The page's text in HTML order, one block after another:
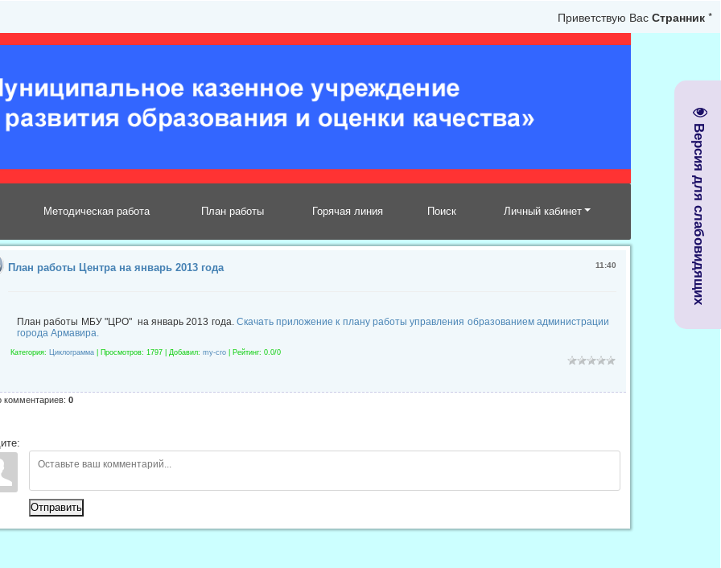
Версия для слабовидящих
Приветствую Вас Странник *
Методическая работа План работы Горячая линия Поиск Личный кабинет
План работы Центра на январь 2013 года 11:40
План работы МБУ "ЦРО" на январь 2013 года. Скачать приложение к плану работы управления образованием администрации
города Армавира.
Категория: Циклограмма Просмотров: 1797 | Добавил: my-cro Рейтинг: 0.0/0
комментариев: 0
Отправить